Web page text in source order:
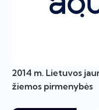
2014 m. Lietuvos
žiemos pirmenybės